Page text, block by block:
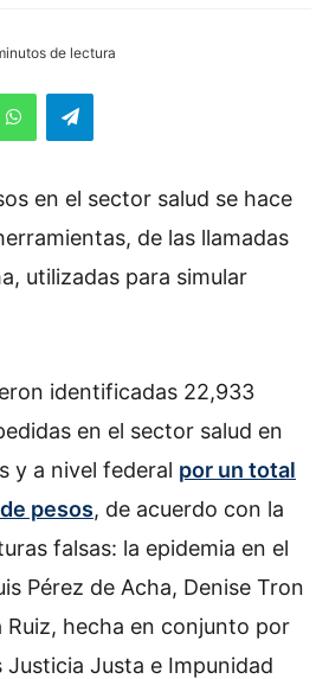
de lectura
en el sector salud se hace
de las llamadas
utilizadas para simular
identificadas 22,933
en el sector salud en
y a nivel federal por un total
pesos, de acuerdo con la
falsas: la epidemia en el
Pérez de Acha, Denise Tron
Ruiz, hecha en conjunto por
Justicia Justa e Impunidad